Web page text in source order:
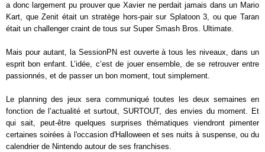
a donc largement pu prouver que Xavier ne perdait jamais dans un Mario
Kart, que Zenit était un stratège hors-pair sur Splatoon 3, ou que Taran
était un challenger craint de tous sur Super Smash Bros. Ultimate.
Mais pour autant, la SessionPN est ouverte à tous les niveaux, dans un
esprit bon enfant. L’idée, c’est de jouer ensemble, de se retrouver entre
passionnés, et de passer un bon moment, tout simplement.
Le planning des jeux sera communiqué toutes les deux semaines en
fonction de l’actualité et surtout, SURTOUT, des envies du moment. Et
qui sait, peut-être quelques surprises thématiques viendront pimenter
certaines soirées à l'occasion d'Halloween et ses nuits à suspense, ou du
calendrier de Nintendo autour de ses franchises.